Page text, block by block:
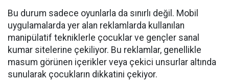
Bu durum sadece oyunlarla da sınırlı değil. Mobil
uygulamalarda yer alan reklamlarda kullanılan
manipülatif tekniklerle çocuklar ve gençler sanal
kumar sitelerine çekiliyor. Bu reklamlar, genellikle
masum görünen içerikler veya çekici unsurlar altında
sunularak çocukların dikkatini çekiyor.